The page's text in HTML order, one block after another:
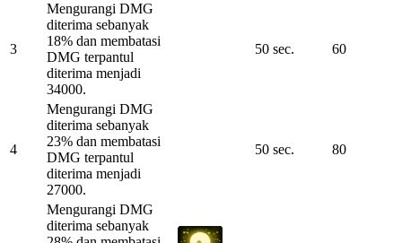
3
Mengurangi DMG
diterima sebanyak
18% dan membatasi
DMG terpantul
diterima menjadi
34000.
50 sec. 60
4
Mengurangi DMG
diterima sebanyak
23% dan membatasi
DMG terpantul
diterima menjadi
27000.
50 sec. 80
Mengurangi DMG
diterima sebanyak